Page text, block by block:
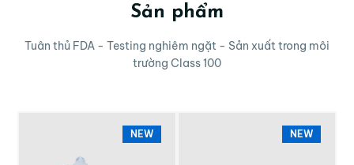
Sản phẩm
Tuân thủ FDA - Testing nghiêm ngặt - Sản xuất trong môi
trường Class 100
NEW NEW